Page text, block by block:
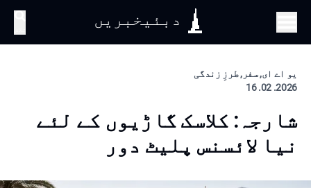
دبئیخبریں
یو اے ای, سفر, طرزِ زندگی
2026. 02. 16
شارجہ: کلاسک گاڑیوں کے لئے
نیا لائسنس پلیٹ دور